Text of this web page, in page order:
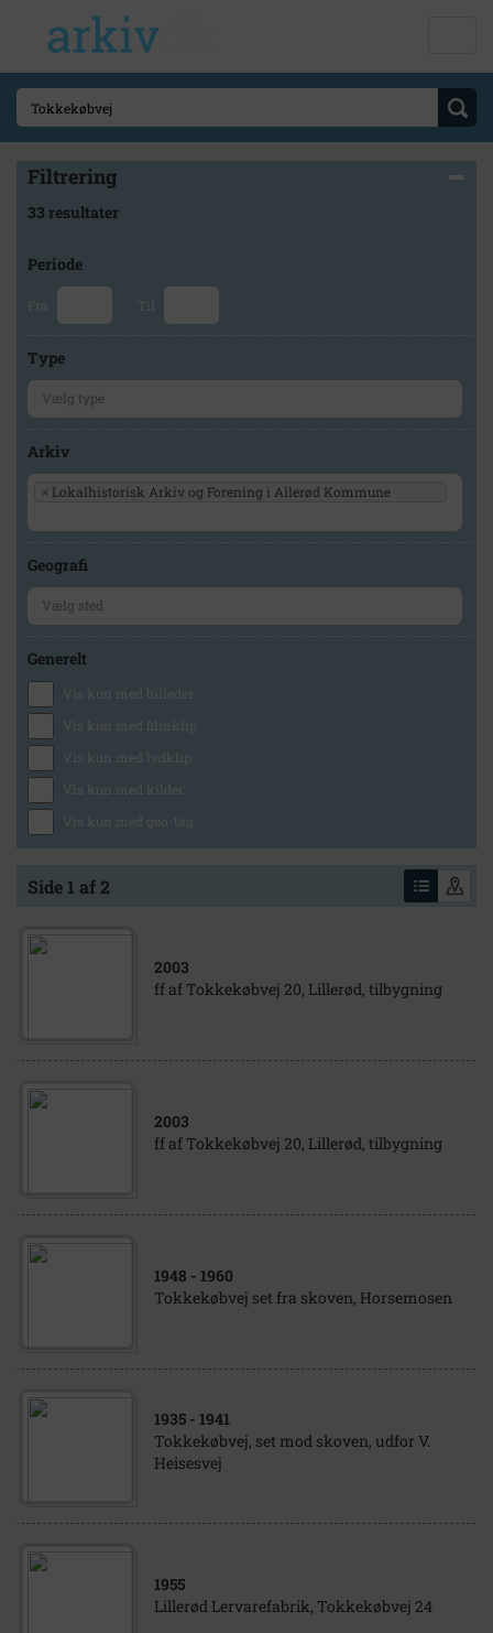
Filtrering
33 resultater
Periode
Fra Til
Type
Arkiv
× Lokalhistorisk Arkiv og Forening i Allerød Kommune
Geografi
Generelt
Vis kun med billeder
Vis kun med filmklip
Vis kun med lydklip
Vis kun med kilder
Vis kun med geo-tag
Side 1 af 2
2003
ff af Tokkekøbvej 20, Lillerød, tilbygning
2003
ff af Tokkekøbvej 20, Lillerød, tilbygning
1948 - 1960
Tokkekøbvej set fra skoven, Horsemosen
1935 - 1941
Tokkekøbvej, set mod skoven, udfor V.
Heisesvej
1955
Lillerød Lervarefabrik, Tokkekøbvej 24